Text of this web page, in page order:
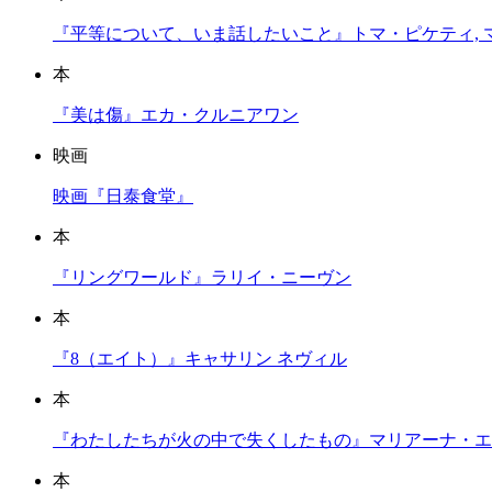
『平等について、いま話したいこと』トマ・ピケティ,
本
『美は傷』エカ・クルニアワン
映画
映画『日泰食堂』
本
『リングワールド』ラリイ・ニーヴン
本
『8（エイト）』キャサリン ネヴィル
本
『わたしたちが火の中で失くしたもの』マリアーナ・
本